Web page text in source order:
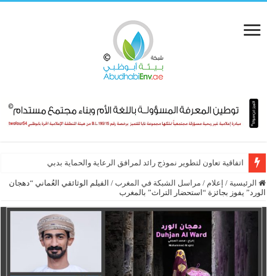
اتفاقية تعاون لتطوير نموذج رائد لمرافق الرعاية والحماية بدبي
الرئيسية / إعلام / مراسل الشبكة في المغرب / الفيلم الوثائقي العُماني “دهجان
الورد” يفوز بجائزة “استحضار التراث” بالمغرب